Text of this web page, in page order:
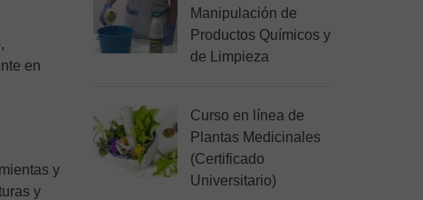
en
y
y
Manipulación de
Productos Químicos y
de Limpieza
Curso en línea de
Plantas Medicinales
(Certificado
Universitario)